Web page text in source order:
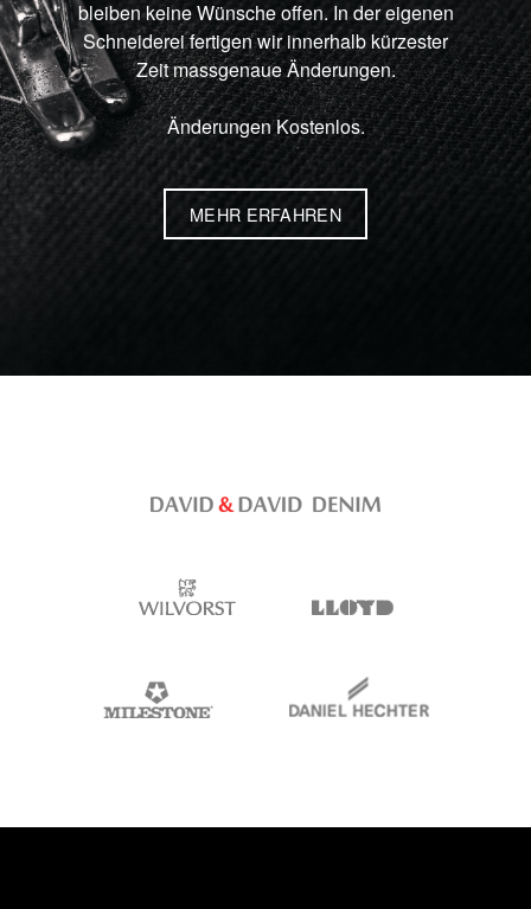
bleiben keine Wünsche offen. In der eigenen
Schneiderei fertigen wir innerhalb kürzester
Zeit massgenaue Änderungen.
Änderungen Kostenlos.
MEHR ERFAHREN